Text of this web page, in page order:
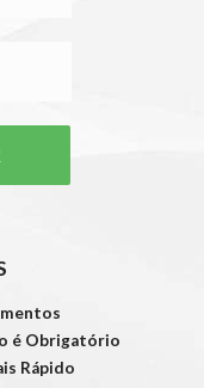
é Obrigatório
Rápido